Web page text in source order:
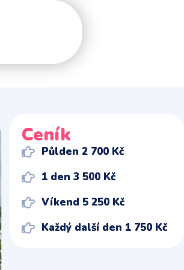
Ceník
Půlden 2 700 Kč
1 den 3 500 Kč
Víkend 5 250 Kč
Každý další den 1 750 Kč